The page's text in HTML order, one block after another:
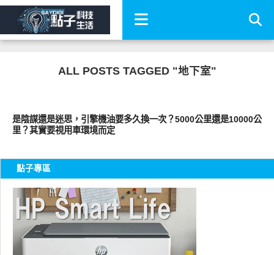
ALL POSTS TAGGED "地下室"
是陰謀還是迷思，引擎機油要多久換一次？5000公里還是10000公
里？其實要視用車環境而定
點子專區